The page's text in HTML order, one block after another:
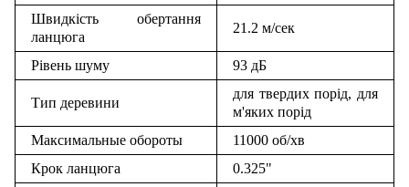
Швидкість обертання
ланцюга
21.2 м/сек
Рівень шуму 93 дБ
Тип деревини
для твердих порід, для
м'яких порід
Максимальные обороты
11000 об/хв
Крок ланцюга
0.325"